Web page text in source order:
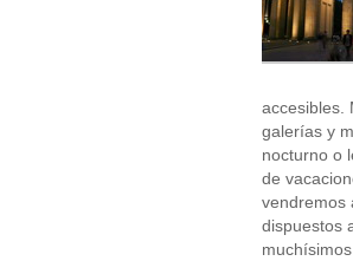
accesibles.
galerías y
nocturno o
de
vendremos
dispuestos